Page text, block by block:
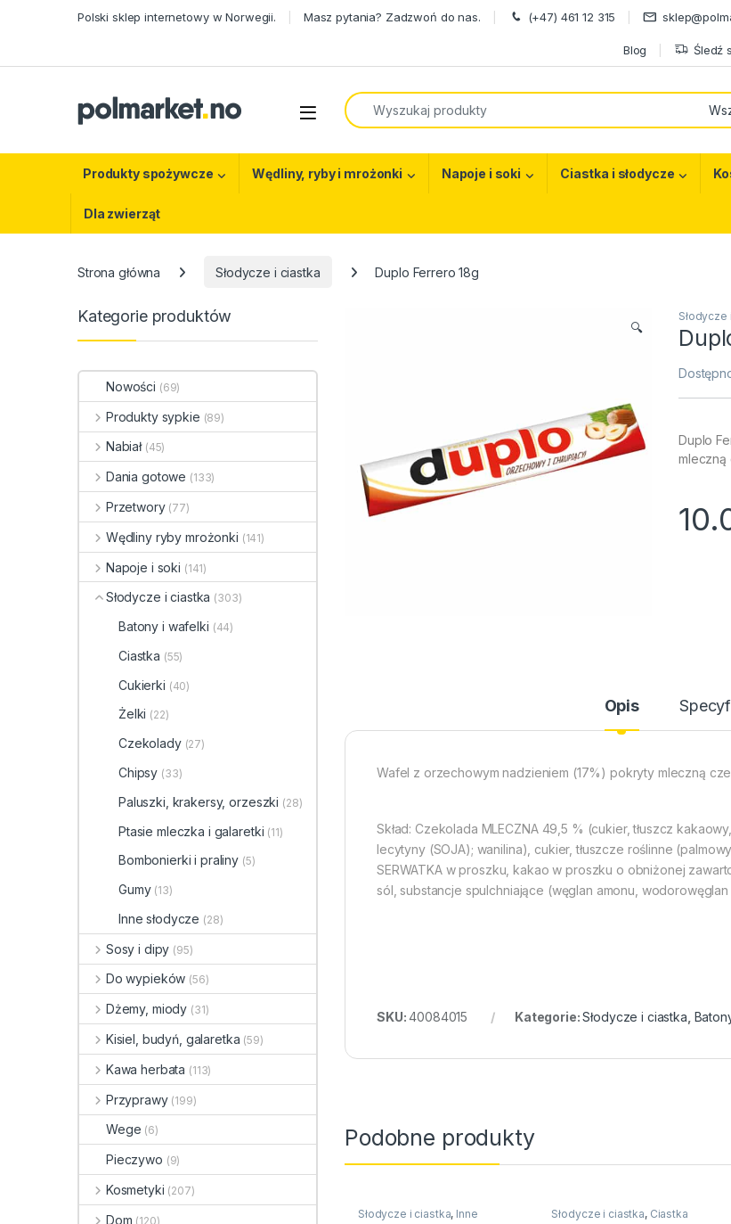
Polski sklep internetowy w Norwegii. Masz pytania? Zadzwoń do nas. (+47) 461 12 315
Blog Śledź
Open
Search for:
Produkty spożywcze Wędliny, ryby i mrożonki Napoje i soki Ciastka i słodycze
Dla zwierząt
Strona główna Słodycze i ciastka Duplo Ferrero 18g
🔍
Słodycze
Duplo
Opis
Wafel z orzechowym nadzieniem (17%) pokryty mleczną
Skład: Czekolada MLECZNA 49,5 % (cukier, tłuszcz
lecytyny (SOJA); wanilina), cukier, tłuszcze roślinne
SERWATKA w proszku, kakao w proszku o obniżonej
sól, substancje spulchniające (węglan amonu,
SKU:40084015 Kategorie:Słodycze i ciastka,
Podobne produkty
Słodycze i ciastka, Inne
Słodycze i ciastka, Ciastka
Kategorie produktów
Nowości (69)
Produkty sypkie (89)
Nabiał (45)
Dania gotowe (133)
Przetwory (77)
Wędliny ryby mrożonki (141)
Napoje i soki (141)
Słodycze i ciastka (303)
Batony i wafelki (44)
Ciastka (55)
Cukierki (40)
Żelki (22)
Czekolady (27)
Chipsy (33)
Paluszki, krakersy, orzeszki (28)
Ptasie mleczka i galaretki (11)
Bombonierki i praliny (5)
Gumy (13)
Inne słodycze (28)
Sosy i dipy (95)
Do wypieków (56)
Dżemy, miody (31)
Kisiel, budyń, galaretka (59)
Kawa herbata (113)
Przyprawy (199)
Wege (6)
Pieczywo (9)
Kosmetyki (207)
Dom (120)